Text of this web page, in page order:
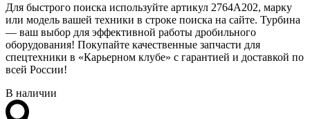
Для быстрого поиска используйте артикул 2764A202, марку
или модель вашей техники в строке поиска на сайте. Турбина
— ваш выбор для эффективной работы дробильного
оборудования! Покупайте качественные запчасти для
спецтехники в «Карьерном клубе» с гарантией и доставкой по
всей России!
В наличии